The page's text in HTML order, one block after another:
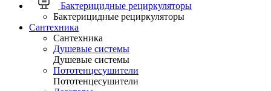
Бактерицидные рециркуляторы
Бактерицидные рециркуляторы
Сантехника
Сантехника
Душевые системы
Душевые системы
Пототенцесушители
Пототенцесушители